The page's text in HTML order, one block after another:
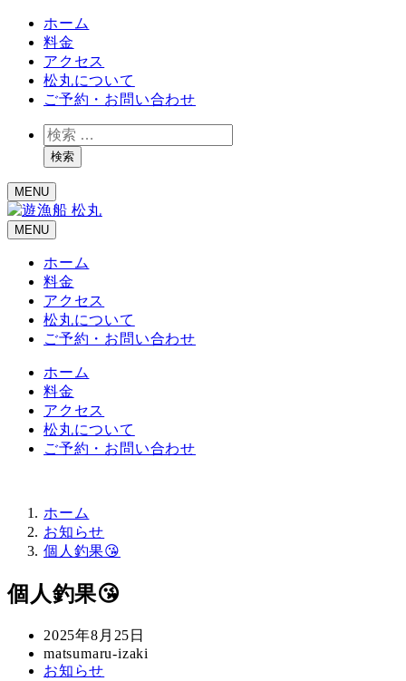
ホーム
料金
アクセス
松丸について
ご予約・お問い合わせ
検
索検索
MENU
MENU
ホーム
料金
アクセス
松丸について
ご予約・お問い合わせ
ホーム
料金
アクセス
松丸について
ご予約・お問い合わせ
ホーム
お知らせ
個人釣果😘
個人釣果😘
投
稿
日
2025年8月25日
著
者
matsumaru-izaki
カ
お知らせ